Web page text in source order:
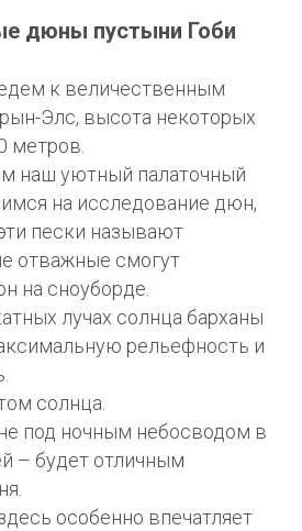
дюны пустыни Гоби
к величественным
Элс, высота некоторых
метров.
наш уютный палаточный
на исследование дюн,
пески называют
отважные смогут
на сноуборде.
лучах солнца барханы
рельефность и
солнца.
под ночным небосводом в
– будет отличным
особенно впечатляет